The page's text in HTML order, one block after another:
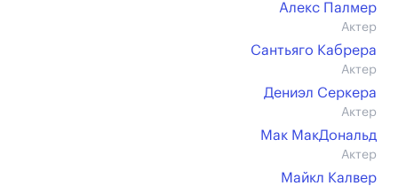
Алекс Палмер
Актер
Сантьяго Кабрера
Актер
Дениэл Серкера
Актер
Мак МакДональд
Актер
Майкл Калвер